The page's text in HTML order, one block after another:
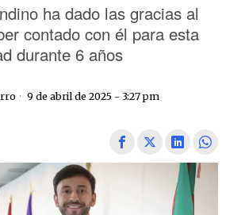
ha dado las gracias al
contado con él para esta
durante 6 años
9 de abril de 2025 - 3:27 pm